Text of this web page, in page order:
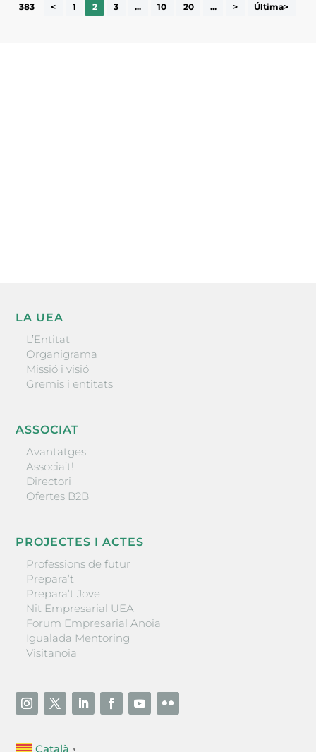
383
< 1 2 3 ... 10 20 ... > Última>
LA UEA
L’Entitat
Organigrama
Missió i visió
Gremis i entitats
ASSOCIAT
Avantatges
Associa’t!
Directori
Ofertes B2B
PROJECTES I ACTES
Professions de futur
Prepara’t
Prepara’t Jove
Nit Empresarial UEA
Forum Empresarial Anoia
Igualada Mentoring
Visitanoia
Català ▼